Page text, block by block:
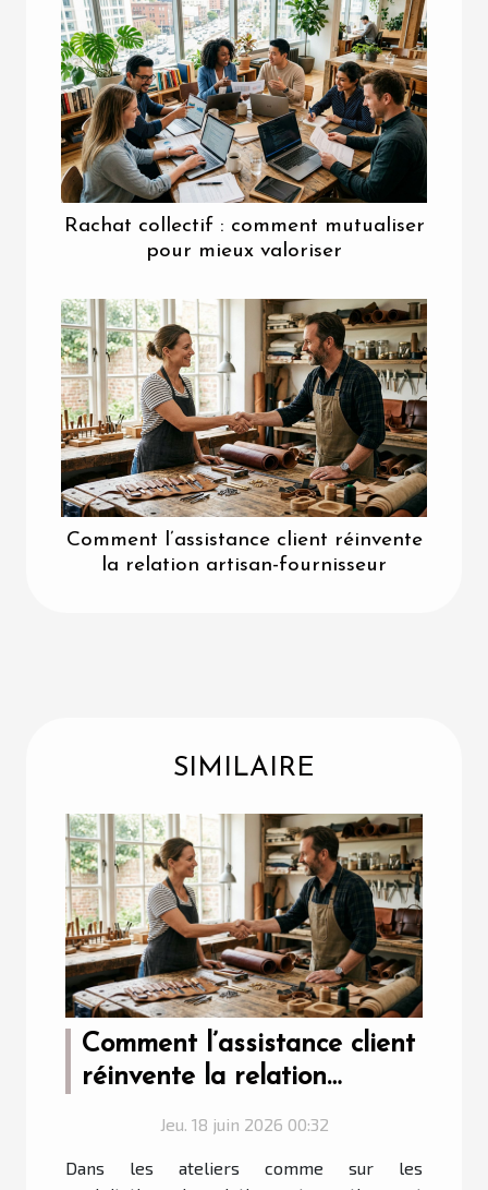
Rachat collectif : comment mutualiser
pour mieux valoriser
Comment l’assistance client réinvente
la relation artisan-fournisseur
SIMILAIRE
Comment l’assistance client
réinvente la relation
Jeu. 18 juin 2026 00:32
Dans les ateliers comme sur les